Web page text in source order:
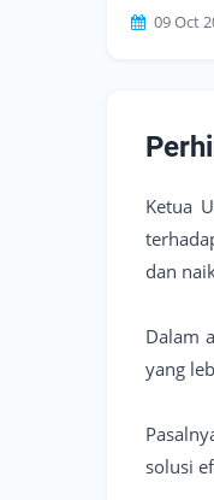
09 Oct
Ketua
dan
Dalam
yang
solusi